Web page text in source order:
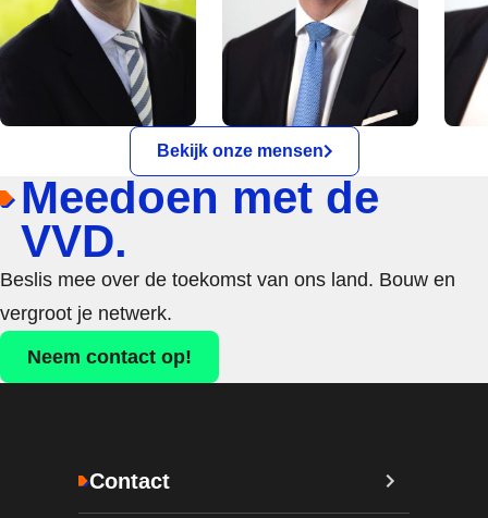
Bekijk onze mensen
Meedoen met de
VVD.
Beslis mee over de toekomst van ons land. Bouw en
vergroot je netwerk.
Neem contact op!
Contact